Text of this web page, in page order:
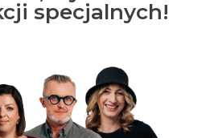
specjalnych!